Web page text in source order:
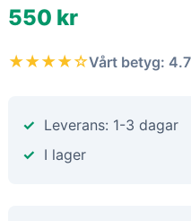
550 kr
★★★★☆Vårt betyg:
Leverans: 1-3 dagar
I lager